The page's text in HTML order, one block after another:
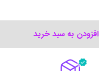
افزودن به سبد خرید